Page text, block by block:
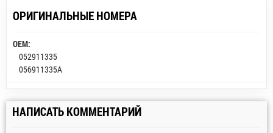
ОРИГИНАЛЬНЫЕ НОМЕРА
OEM:
052911335
056911335A
НАПИСАТЬ КОММЕНТАРИЙ